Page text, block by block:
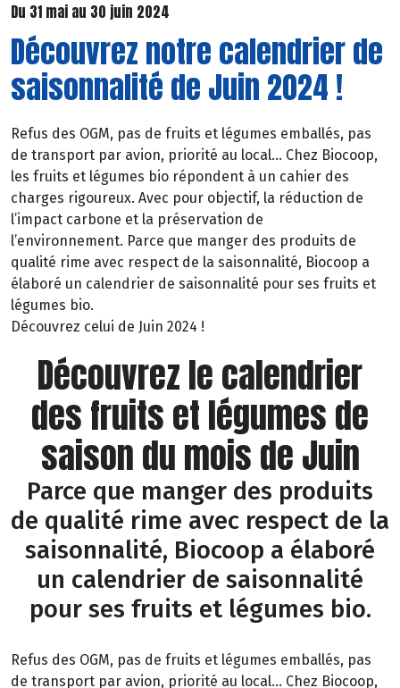
Du 31 mai au 30 juin 2024
Découvrez notre calendrier de
saisonnalité de Juin 2024 !
Refus des OGM, pas de fruits et légumes emballés, pas
de transport par avion, priorité au local… Chez Biocoop,
les fruits et légumes bio répondent à un cahier des
charges rigoureux. Avec pour objectif, la réduction de
l’impact carbone et la préservation de
l’environnement. Parce que manger des produits de
qualité rime avec respect de la saisonnalité, Biocoop a
élaboré un calendrier de saisonnalité pour ses fruits et
légumes bio.
Découvrez celui de Juin 2024 !
Découvrez le calendrier
des fruits et légumes de
saison du mois de Juin
Parce que manger des produits
de qualité rime avec respect de la
saisonnalité, Biocoop a élaboré
un calendrier de saisonnalité
pour ses fruits et légumes bio.
Refus des OGM, pas de fruits et légumes emballés, pas
de transport par avion, priorité au local… Chez Biocoop,